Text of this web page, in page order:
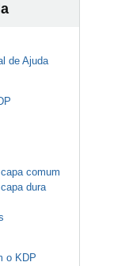
de Ajuda
comum
dura
o KDP